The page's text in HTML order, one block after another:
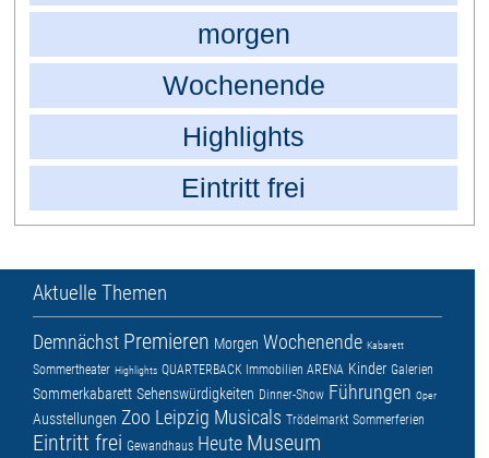
morgen
Wochenende
Highlights
Eintritt frei
Aktuelle Themen
Demnächst Premieren Morgen Wochenende Kabarett
Sommertheater Highlights QUARTERBACK Immobilien ARENA Kinder Galerien
Sommerkabarett Sehenswürdigkeiten Dinner-Show Führungen Oper
Ausstellungen Zoo Leipzig Musicals Trödelmarkt Sommerferien
Eintritt frei Gewandhaus Heute Museum